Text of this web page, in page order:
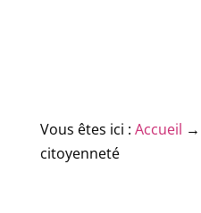
Vous êtes ici : Accueil →
citoyenneté